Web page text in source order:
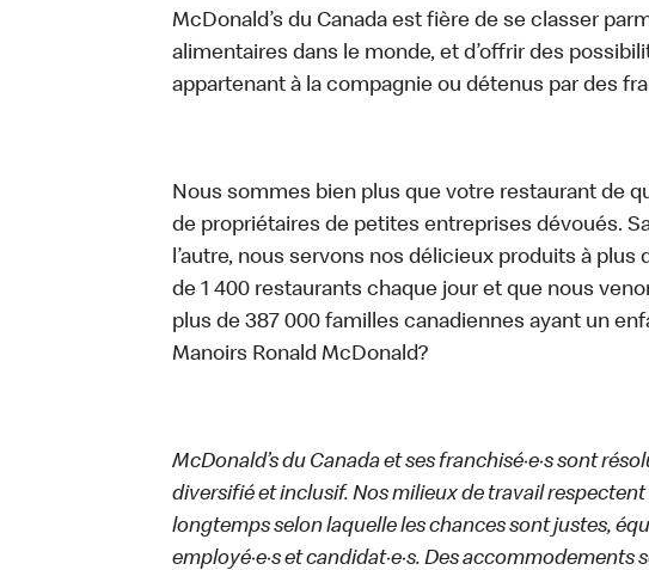
McDonald’s du Canada est fière de se classer
alimentaires dans le monde, et d’offrir des
appartenant à la compagnie ou détenus par des
Nous sommes bien plus que votre restaurant de
de propriétaires de petites entreprises dévoués.
l’autre, nous servons nos délicieux produits à
de 1 400 restaurants chaque jour et que nous
plus de 387 000 familles canadiennes ayant un
Manoirs Ronald McDonald?
McDonald’s du Canada et ses franchisé·e·s sont
diversifié et inclusif. Nos milieux de travail
longtemps selon laquelle les chances sont justes,
employé·e·s et candidat·e·s. Des